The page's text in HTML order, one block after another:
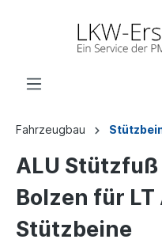
Fahrzeugbau
ALU
Bolzen für LT
Stützbeine